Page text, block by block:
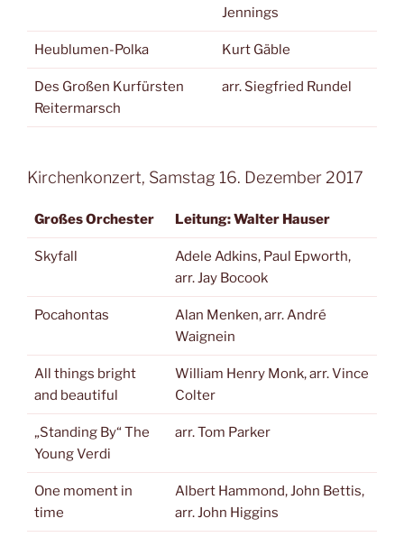
Jennings
Heublumen-Polka Kurt Gäble
Des Großen Kurfürsten
Reitermarsch
arr. Siegfried Rundel
Kirchenkonzert, Samstag 16. Dezember 2017
Großes Orchester Leitung: Walter Hauser
Skyfall
Adele Adkins, Paul Epworth,
arr. Jay Bocook
Pocahontas
Alan Menken, arr. André
Waignein
All things bright
and beautiful
William Henry Monk, arr. Vince
Colter
„Standing By“ The
Young Verdi
arr. Tom Parker
One moment in
time
Albert Hammond, John Bettis,
arr. John Higgins